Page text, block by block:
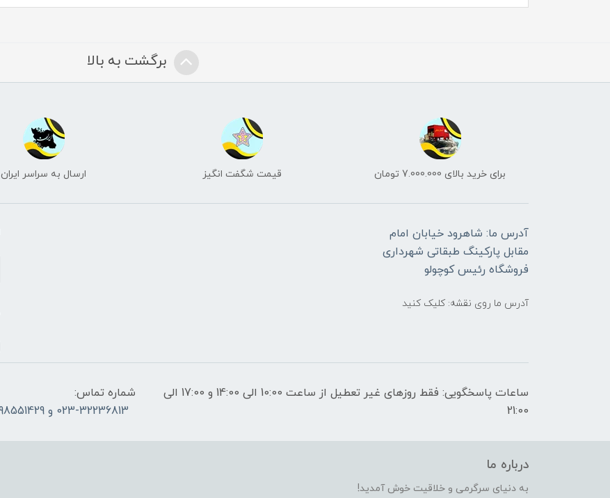
برگشت به بالا
برای خرید بالای 7.000.000 تومان قیمت شگفت انگیز ارسال به سراسر ایران
آدرس ما: شاهرود خیابان امام
مقابل پارکینگ طبقاتی شهرداری
فروشگاه رئیس کوچولو
آدرس ما روی نقشه: کلیک کنید
ساعات پاسخگویی: فقط روزهای غیر تعطیل از ساعت 10:00 الی 14:00 و 17:00 الی
21:00
شماره تماس:
023-32236813 و 09198551429
درباره ما
به دنیای سرگرمی و خلاقیت خوش آمدید!